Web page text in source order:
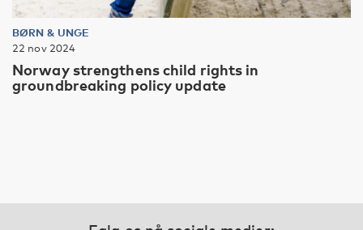
BØRN & UNGE
22 nov 2024
Norway strengthens child rights in
groundbreaking policy update